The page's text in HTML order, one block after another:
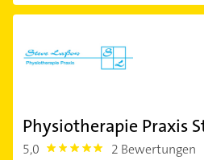
Physiotherapie Praxis
5,0 5.0 2 Bewertungen